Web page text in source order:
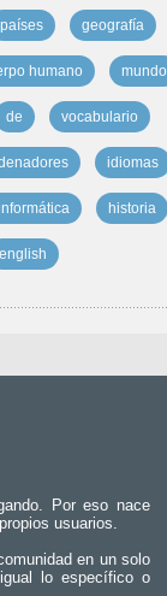
países geografía
humano mundo
de vocabulario
idiomas
historia
english
Por eso nace
usuarios.
en un solo
lo específico o